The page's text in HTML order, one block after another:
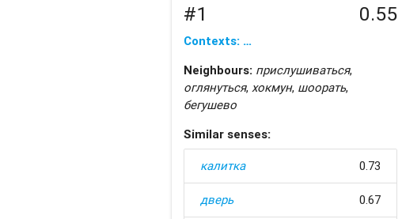
#1 0.55
Contexts: …
Neighbours: прислушиваться,
оглянуться, хокмун, шоорать,
бегушево
Similar senses:
калитка 0.73
дверь 0.67